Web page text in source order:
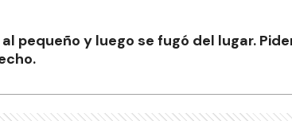
pequeño y luego se fugó del lugar.